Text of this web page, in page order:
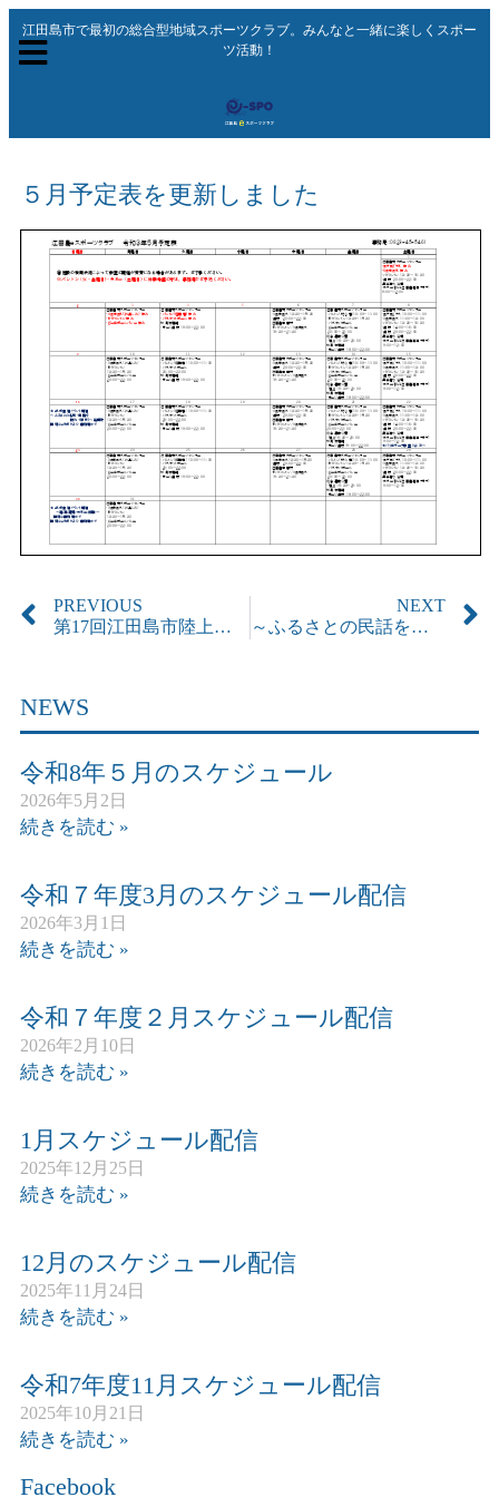
江田島市で最初の総合型地域スポーツクラブ。みんなと一緒に楽しくスポー
ツ活動！
５月予定表を更新しました
PREVIOUS
第17回江田島市陸上競技選手権大会のお知らせ
NEXT
～ふるさとの民話を訪ねて歩こう～リベンジ
NEWS
令和8年５月のスケジュール
2026年5月2日
続きを読む »
令和７年度3月のスケジュール配信
2026年3月1日
続きを読む »
令和７年度２月スケジュール配信
2026年2月10日
続きを読む »
1月スケジュール配信
2025年12月25日
続きを読む »
12月のスケジュール配信
2025年11月24日
続きを読む »
令和7年度11月スケジュール配信
2025年10月21日
続きを読む »
Facebook